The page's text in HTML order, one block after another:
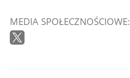
MEDIA SPOŁECZNOŚCIOWE: